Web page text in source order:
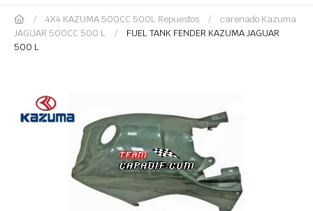
4X4 KAZUMA 500CC 500L Repuestos
carenado Kazuma
JAGUAR 500CC 500 L
FUEL TANK FENDER KAZUMA JAGUAR
500 L